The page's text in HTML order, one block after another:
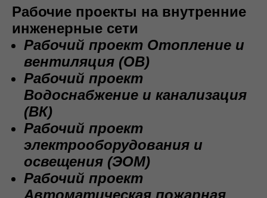
Рабочие проекты на внутренние
инженерные сети
Рабочий проект Отопление и
вентиляция (ОВ)
Рабочий проект
Водоснабжение и канализация
(ВК)
Рабочий проект
электрооборудования и
освещения (ЭОМ)
Рабочий проект
Автоматическая пожарная